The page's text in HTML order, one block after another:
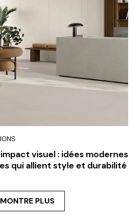
visuel : idées modernes
qui allient style et durabilité
MONTRE PLUS